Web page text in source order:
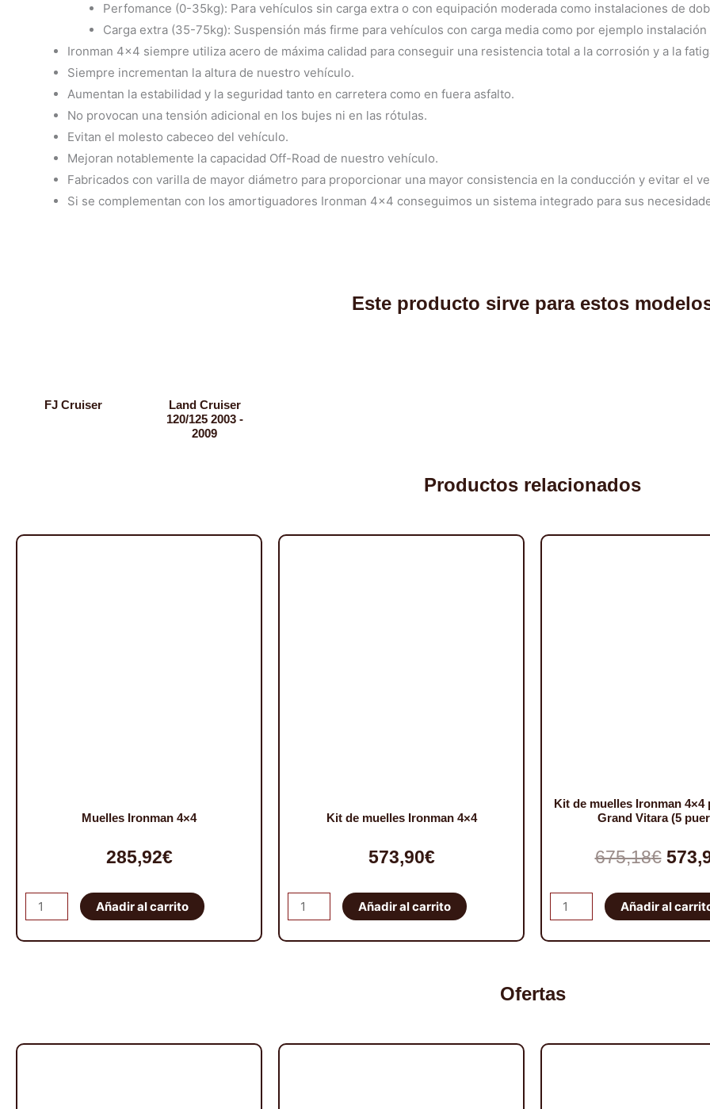
Perfomance (0-35kg): Para vehículos sin carga extra o con equipación moderada como instalaciones de
Carga extra (35-75kg): Suspensión más firme para vehículos con carga media como por ejemplo
Ironman 4×4 siempre utiliza acero de máxima calidad para conseguir una resistencia total a la corrosión y a la
Siempre incrementan la altura de nuestro vehículo.
Aumentan la estabilidad y la seguridad tanto en carretera como en fuera asfalto.
No provocan una tensión adicional en los bujes ni en las rótulas.
Evitan el molesto cabeceo del vehículo.
Mejoran notablemente la capacidad Off-Road de nuestro vehículo.
Fabricados con varilla de mayor diámetro para proporcionar una mayor consistencia en la conducción y evitar el
Si se complementan con los amortiguadores Ironman 4×4 conseguimos un sistema integrado para sus
Este producto sirve para estos
FJ Cruiser
Land Cruiser
120/125 2003 -
2009
Productos relacionados
Muelles Ironman 4×4
285,92€
Muelles
Ironman
4x4
Añadir al carrito
Kit de muelles Ironman 4×4
573,90€
Kit
de
muelles
Añadir al carrito
Kit de muelles Ironman 4×4
Grand Vitara (5
675,18€ El
Kit
de
muelles
4x4
Añadir al
Ofertas